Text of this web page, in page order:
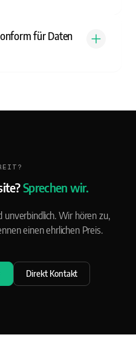
für Daten
Sprechen wir.
Wir hören zu,
einen ehrlichen Preis.
Direkt Kontakt